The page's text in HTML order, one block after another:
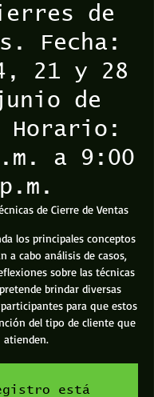
de
Fecha:
21 y 28
de
Horario:
a 9:00
p.m.
de Cierre de Ventas
los principales conceptos
a cabo análisis de casos,
sobre las técnicas
brindar diversas
para que estos
del tipo de cliente que
atienden.
está